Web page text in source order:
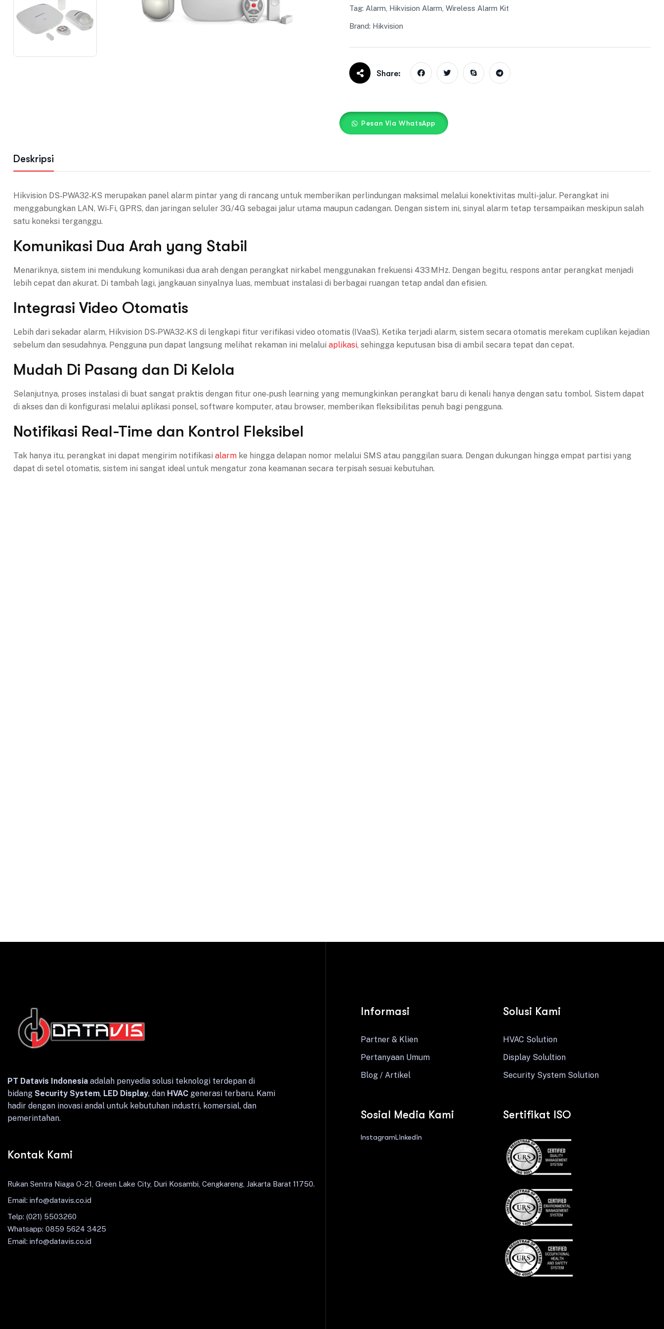
Tag: Alarm Hikvision Alarm Wireless Alarm Kit
Brand: Hikvision
Share:
Pesan Via WhatsApp
Deskripsi
Hikvision DS‑PWA32‑KS merupakan panel alarm pintar yang di rancang untuk memberikan perlindungan maksimal melalui konektivitas multi-jalur. Perangkat ini
menggabungkan LAN, Wi‑Fi, GPRS, dan jaringan seluler 3G/4G sebagai jalur utama maupun cadangan. Dengan sistem ini, sinyal alarm tetap tersampaikan meskipun salah
satu koneksi terganggu.
Komunikasi Dua Arah yang Stabil
Menariknya, sistem ini mendukung komunikasi dua arah dengan perangkat nirkabel menggunakan frekuensi 433 MHz. Dengan begitu, respons antar perangkat menjadi
lebih cepat dan akurat. Di tambah lagi, jangkauan sinyalnya luas, membuat instalasi di berbagai ruangan tetap andal dan efisien.
Integrasi Video Otomatis
Lebih dari sekadar alarm, Hikvision DS‑PWA32‑KS di lengkapi fitur verifikasi video otomatis (IVaaS). Ketika terjadi alarm, sistem secara otomatis merekam cuplikan kejadian
sebelum dan sesudahnya. Pengguna pun dapat langsung melihat rekaman ini melalui aplikasi, sehingga keputusan bisa di ambil secara tepat dan cepat.
Mudah Di Pasang dan Di Kelola
Selanjutnya, proses instalasi di buat sangat praktis dengan fitur one‑push learning yang memungkinkan perangkat baru di kenali hanya dengan satu tombol. Sistem dapat
di akses dan di konfigurasi melalui aplikasi ponsel, software komputer, atau browser, memberikan fleksibilitas penuh bagi pengguna.
Notifikasi Real-Time dan Kontrol Fleksibel
Tak hanya itu, perangkat ini dapat mengirim notifikasi alarm ke hingga delapan nomor melalui SMS atau panggilan suara. Dengan dukungan hingga empat partisi yang
dapat di setel otomatis, sistem ini sangat ideal untuk mengatur zona keamanan secara terpisah sesuai kebutuhan.
PT Datavis Indonesia adalah penyedia solusi teknologi terdepan di
bidang Security System, LED Display, dan HVAC generasi terbaru. Kami
hadir dengan inovasi andal untuk kebutuhan industri, komersial, dan
pemerintahan.
Kontak Kami
Rukan Sentra Niaga O-21, Green Lake City, Duri Kosambi, Cengkareng, Jakarta Barat 11750.
Email: info@datavis.co.id
Telp: (021) 5503260
Whatsapp: 0859 5624 3425
Email: info@datavis.co.id
Informasi
Partner & Klien
Pertanyaan Umum
Blog / Artikel
Solusi Kami
HVAC Solution
Display Solultion
Security System Solution
Sosial Media Kami
InstagramLinkedin
Sertifikat ISO